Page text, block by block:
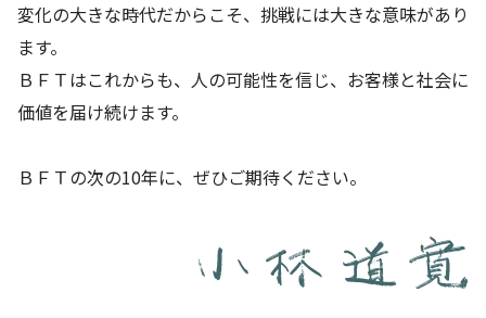
変化の大きな時代だからこそ、挑戦には大きな意味があり
ます。
ＢＦＴはこれからも、人の可能性を信じ、お客様と社会に
価値を届け続けます。
ＢＦＴの次の10年に、ぜひご期待ください。